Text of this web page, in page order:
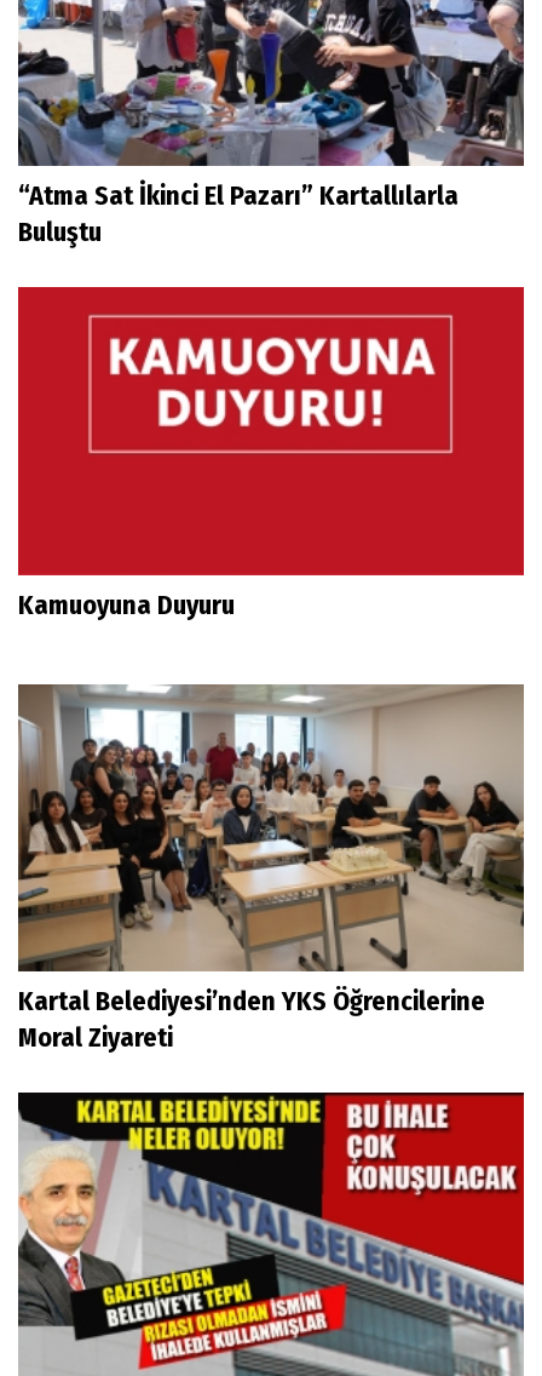
“Atma Sat İkinci El Pazarı” Kartallılarla
Buluştu
Kamuoyuna Duyuru
Kartal Belediyesi’nden YKS Öğrencilerine
Moral Ziyareti